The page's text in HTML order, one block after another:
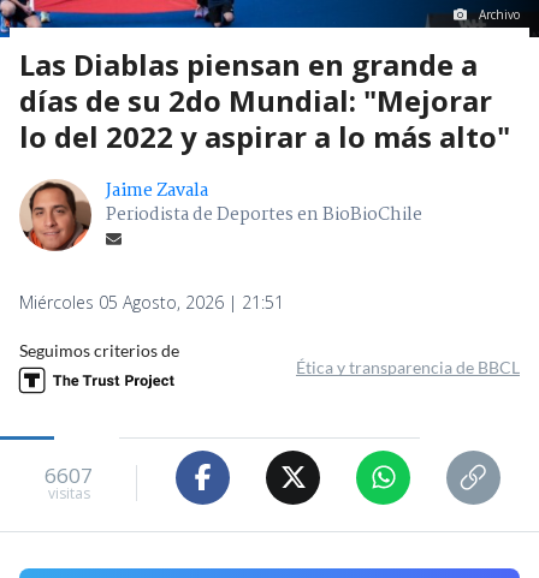
Archivo
Las Diablas piensan en grande a
días de su 2do Mundial: "Mejorar
lo del 2022 y aspirar a lo más alto"
Jaime Zavala
Periodista de Deportes en BioBioChile
Miércoles 05 Agosto, 2026 | 21:51
Seguimos criterios de
Ética y transparencia de BBCL
6607
visitas